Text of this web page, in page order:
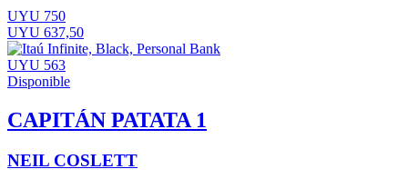
UYU 750
UYU 637,50
UYU 563
Disponible
CAPITÁN PATATA 1
NEIL COSLETT